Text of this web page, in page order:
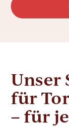
Unser
für
– für